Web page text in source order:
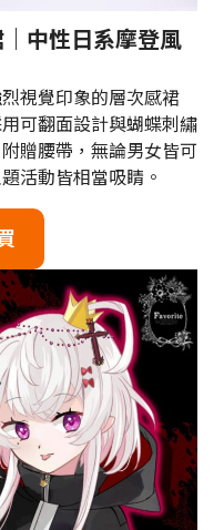
中性日系摩登風
視覺印象的層次感裙
可翻面設計與蝴蝶刺繡
贈腰帶，無論男女皆可
活動皆相當吸睛。